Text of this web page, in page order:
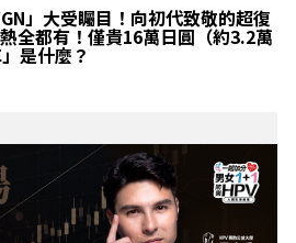
」大受矚目！向初代致敬的超復
全都有！僅貴16萬日圓（約3.2萬
是什麼？